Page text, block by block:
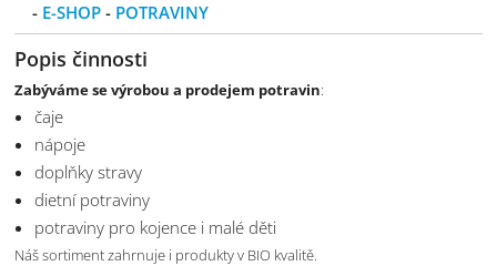
- E-SHOP - POTRAVINY
Popis činnosti
Zabýváme se výrobou a prodejem potravin:
čaje
nápoje
doplňky stravy
dietní potraviny
potraviny pro kojence i malé děti
Náš sortiment zahrnuje i produkty v BIO kvalitě.